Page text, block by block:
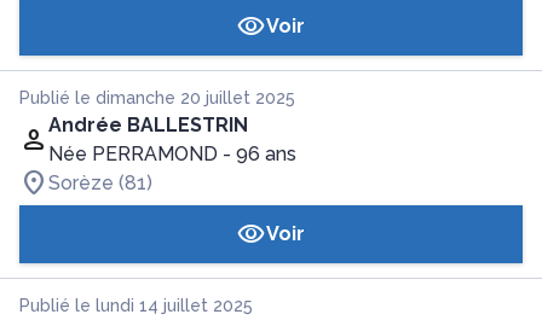
Voir
Publié le dimanche 20 juillet 2025
Andrée BALLESTRIN
Née PERRAMOND - 96 ans
Sorèze (81)
Voir
Publié le lundi 14 juillet 2025